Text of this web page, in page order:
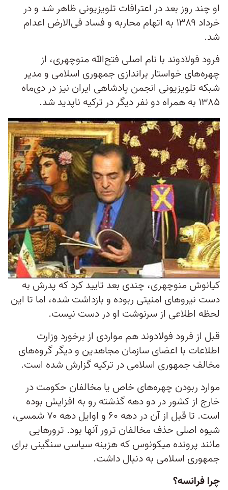
او چند روز بعد در اعترافات تلویزیونی ظاهر شد و در
خرداد ۱۳۸۹ به اتهام محاربه و فساد فی‌الارض اعدام
شد.
فرود فولادوند با نام اصلی فتح‌الله منوچهری، از
چهره‌های خواستار براندازی جمهوری اسلامی و مدیر
شبکه تلویزیونی انجمن پادشاهی ایران نیز در دی‌ماه
۱۳۸۵ به همراه دو نفر دیگر در ترکیه ناپدید شد.
کیانوش منوچهری، چندی بعد تایید کرد که پدرش به
دست نیروهای امنیتی ربوده و بازداشت شده، اما تا این
لحظه اطلاعی از سرنوشت او در دست نیست.
قبل از فرود فولادوند هم مواردی از برخورد وزارت
اطلاعات با اعضای سازمان مجاهدین و دیگر گروه‌های
مخالف جمهوری اسلامی در ترکیه گزارش شده است.
موارد ربودن چهره‌های خاص یا مخالفان حکومت در
خارج از کشور در دو دهه گذشته رو به افزایش بوده
است. تا قبل از آن در دهه ۶۰ و اوایل دهه ۷۰ شمسی،
شیوه اصلی حذف مخالفان ترور آنها بود. ترورهایی
مانند پرونده میکونوس که هزینه سیاسی سنگینی برای
جمهوری اسلامی به دنبال داشت.
چرا فرانسه؟